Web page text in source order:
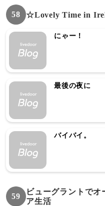
58 ☆Lovely Time in
にゃー！
最後の夜に
バイバイ。
59
ビューグラントでオ
ア生活